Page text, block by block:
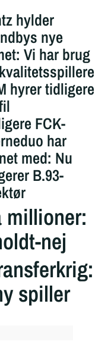
hylder
nye
Vi har brug
hyrer tidligere
FCK-
har
med: Nu
B.93-
millioner:
nej
spiller